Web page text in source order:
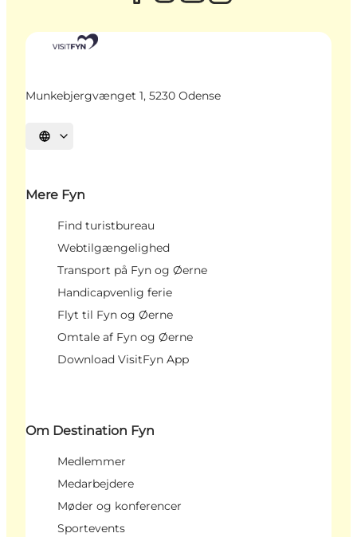
Munkebjergvænget 1, 5230 Odense
Vælg sprog
Mere Fyn
Find turistbureau
Webtilgængelighed
Transport på Fyn og Øerne
Handicapvenlig ferie
Flyt til Fyn og Øerne
Omtale af Fyn og Øerne
Download VisitFyn App
Om Destination Fyn
Medlemmer
Medarbejdere
Møder og konferencer
Sportevents